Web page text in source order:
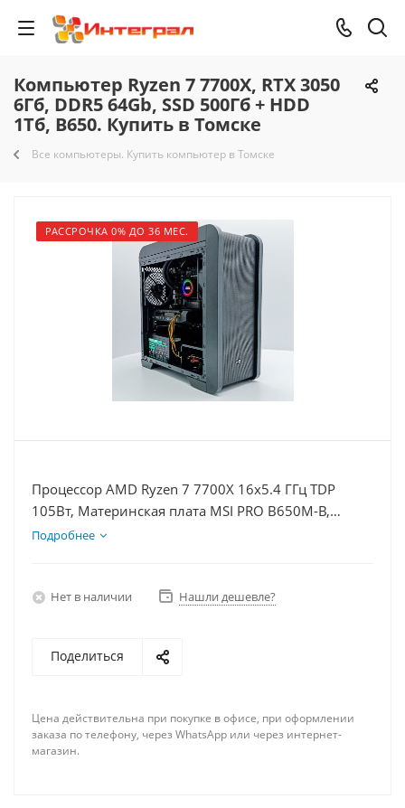
Компьютер Ryzen 7 7700X, RTX 3050
6Гб, DDR5 64Gb, SSD 500Гб + HDD
1Тб, B650. Купить в Томске
Все компьютеры. Купить компьютер в Томске
РАССРОЧКА 0% ДО 36 МЕС.
Процессор AMD Ryzen 7 7700X 16x5.4 ГГц TDP
105Вт, Материнская плата MSI PRO B650M-B,
Видеокарта RTX 3050 6Гб, Память DDR5 64Gb,
Подробнее
Нет в наличии Нашли дешевле?
Поделиться
Цена действительна при покупке в офисе, при оформлении
заказа по телефону, через WhatsApp или через интернет-
магазин.